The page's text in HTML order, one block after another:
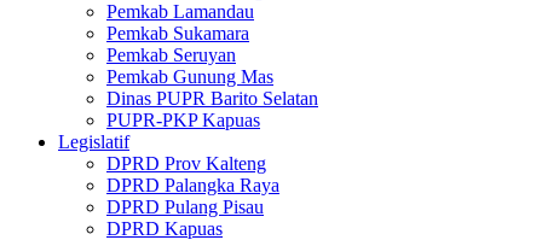
Pemkab Lamandau
Pemkab Sukamara
Pemkab Seruyan
Pemkab Gunung Mas
Dinas PUPR Barito Selatan
PUPR-PKP Kapuas
Legislatif
DPRD Prov Kalteng
DPRD Palangka Raya
DPRD Pulang Pisau
DPRD Kapuas